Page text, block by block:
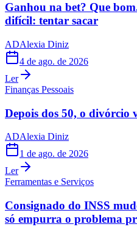
Ganhou na bet? Que
difícil: tentar sacar
ADAlexia Diniz
4 de ago. de 2026
Ler
Finanças Pessoais
Depois dos 50, o
ADAlexia Diniz
1 de ago. de 2026
Ler
Ferramentas e Serviços
Consignado do INSS
só empurra o problema